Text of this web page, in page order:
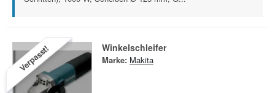
Verpasst! Winkelschleifer
Marke: Makita